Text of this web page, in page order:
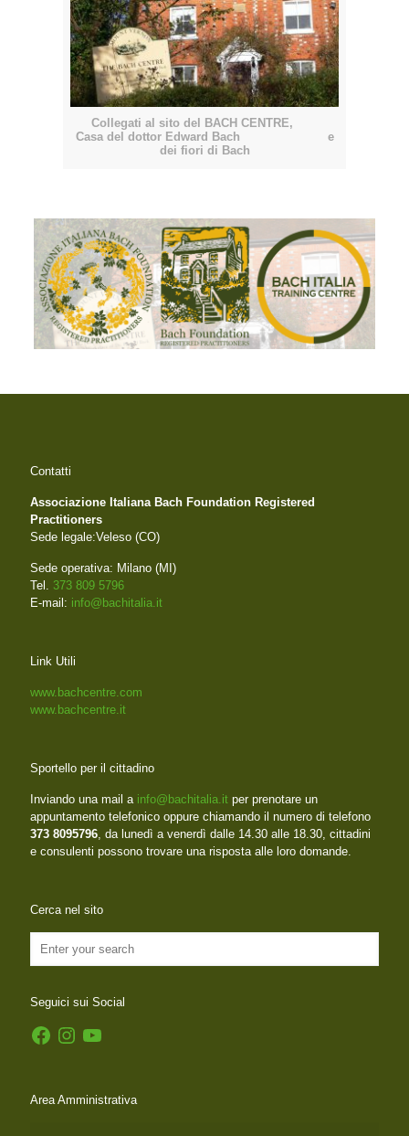
Collegati al sito del BACH CENTRE,
Casa del dottor Edward Bach e
dei fiori di Bach
Contatti
Associazione Italiana Bach Foundation Registered
Practitioners
Sede legale:Veleso (CO)
Sede operativa: Milano (MI)
Tel. 373 809 5796
E-mail: info@bachitalia.it
Link Utili
www.bachcentre.com
www.bachcentre.it
Sportello per il cittadino
Inviando una mail a info@bachitalia.it per prenotare un
appuntamento telefonico oppure chiamando il numero di telefono
373 8095796 , da lunedì a venerdì dalle 14.30 alle 18.30, cittadini
e consulenti possono trovare una risposta alle loro domande.
Cerca nel sito
Seguici sui Social
FacebookInstagramYouTube
Area Amministrativa